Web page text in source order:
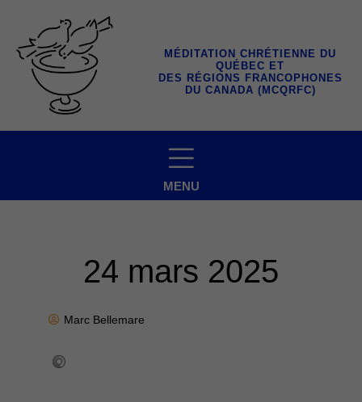
contenu
MÉDITATION CHRÉTIENNE DU
QUÉBEC ET
DES RÉGIONS FRANCOPHONES
DU CANADA (MCQRFC)
MENU
24 mars 2025
Marc Bellemare